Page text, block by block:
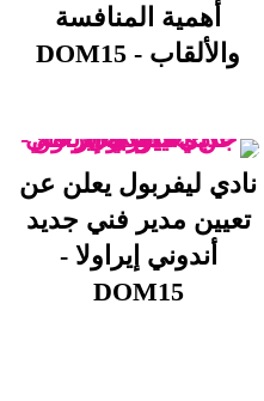
أهمية المنافسة
والألقاب - DOM15
نادي ليفربول يعلن عن
تعيين مدير فني جديد
أندوني إيراولا -
DOM15